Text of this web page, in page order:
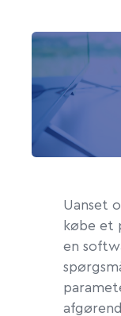
Uanset
købe et
en